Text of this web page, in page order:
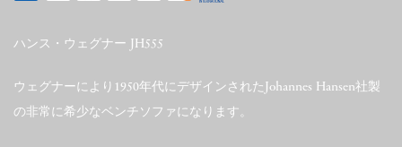
ハンス・ウェグナー JH555
ウェグナーにより1950年代にデザインされたJohannes Hansen社製
の非常に希少なベンチソファになります。